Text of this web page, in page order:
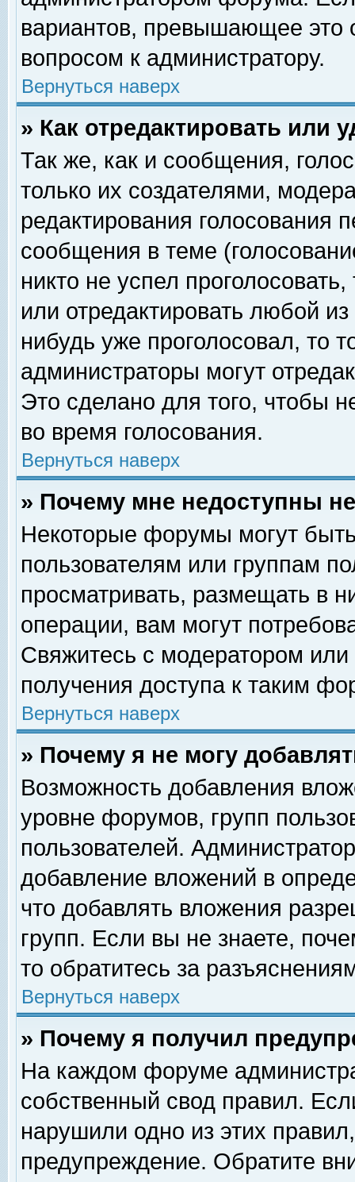
вариантов, превышающее это
вопросом к администратору.
Вернуться наверх
» Как отредактировать или
Так же, как и сообщения,
только их создателями,
редактирования голосования
сообщения в теме
никто не успел
или отредактировать любой
нибудь уже проголосовал, то
администраторы могут
Это сделано для того, чтобы
во время голосования.
Вернуться наверх
» Почему мне недоступны
Некоторые форумы могут
пользователям или группам
просматривать, размещать в
операции, вам могут
Свяжитесь с модератором
получения доступа к таким
Вернуться наверх
» Почему я не могу
Возможность добавления
уровне форумов, групп
пользователей.
добавление вложений в
что добавлять вложения
групп. Если вы не знаете,
то обратитесь за
Вернуться наверх
» Почему я получил
На каждом форуме
собственный свод правил.
нарушили одно из этих
предупреждение. Обратите